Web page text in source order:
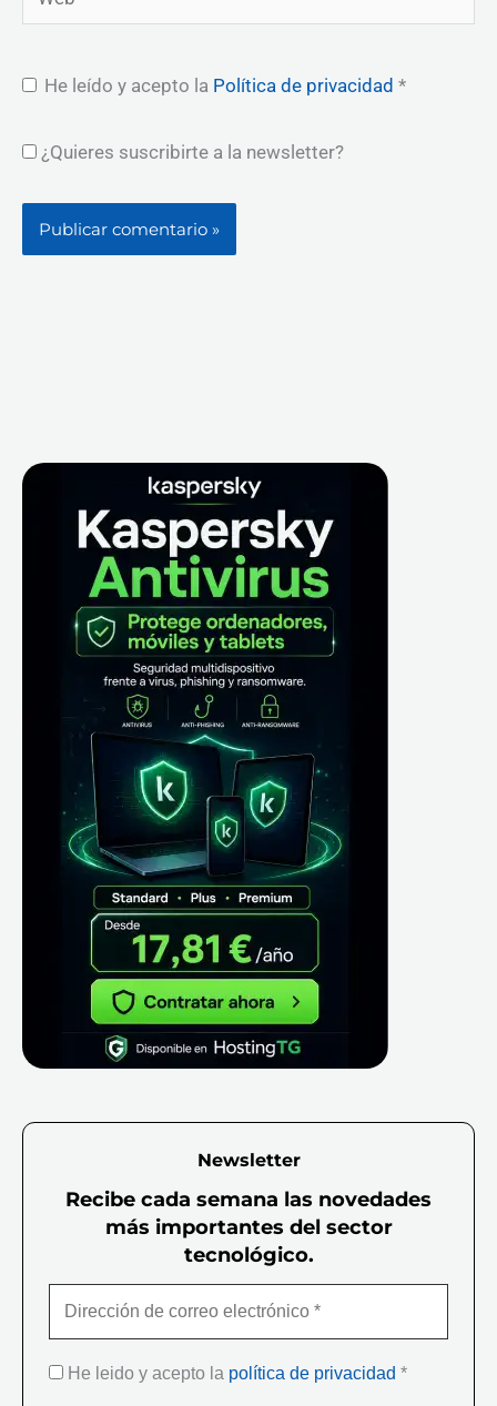
He leído y acepto la Política de privacidad *
¿Quieres suscribirte a la newsletter?
Newsletter
Recibe cada semana las novedades
más importantes del sector
tecnológico.
He leido y acepto la política de privacidad *
B
Facebook X InstagramYouTube LinkedIn